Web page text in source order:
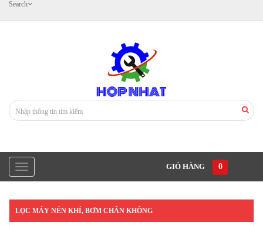
Search
GIỎ HÀNG 0
LỌC MÁY NÉN KHÍ, BƠM CHÂN KHÔNG